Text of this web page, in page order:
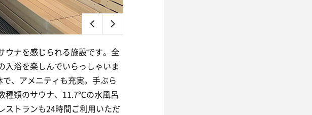
ウナを感じられる施設です。全
入浴を楽しんでいらっしゃいま
、アメニティも充実。手ぶら
種類のサウナ、11.7℃の水風呂
ストランも24時間ご利用いただ